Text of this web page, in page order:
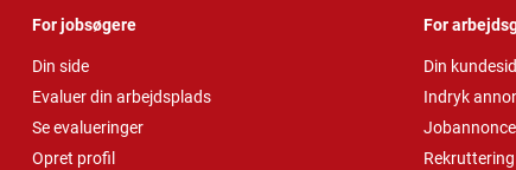
For jobsøgere
Din side
Evaluer din arbejdsplads
Se evalueringer
Opret profil
For
Din
Indryk
Rekruttering